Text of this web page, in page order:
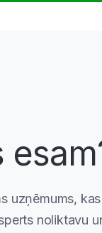
uzņēmums,
noliktavu